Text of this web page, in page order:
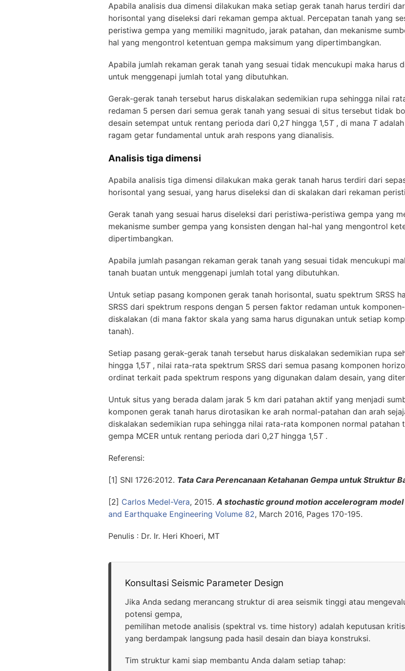
Apabila analisis dua dimensi dilakukan maka setiap gerak tanah harus terdiri
horisontal yang diseleksi dari rekaman gempa aktual. Percepatan tanah yang
peristiwa gempa yang memiliki magnitudo, jarak patahan, dan mekanisme
hal yang mengontrol ketentuan gempa maksimum yang dipertimbangkan.
Apabila jumlah rekaman gerak tanah yang sesuai tidak mencukupi maka harus
untuk menggenapi jumlah total yang dibutuhkan.
Gerak-gerak tanah tersebut harus diskalakan sedemikian rupa sehingga nilai
redaman 5 persen dari semua gerak tanah yang sesuai di situs tersebut tidak
desain setempat untuk rentang perioda dari 0,2T hingga 1,5T , di mana T
ragam getar fundamental untuk arah respons yang dianalisis.
Analisis tiga dimensi
Apabila analisis tiga dimensi dilakukan maka gerak tanah harus terdiri dari
horisontal yang sesuai, yang harus diseleksi dan di skalakan dari rekaman
Gerak tanah yang sesuai harus diseleksi dari peristiwa-peristiwa gempa yang
mekanisme sumber gempa yang konsisten dengan hal-hal yang mengontrol
dipertimbangkan.
Apabila jumlah pasangan rekaman gerak tanah yang sesuai tidak mencukupi
tanah buatan untuk menggenapi jumlah total yang dibutuhkan.
Untuk setiap pasang komponen gerak tanah horisontal, suatu spektrum SRSS
SRSS dari spektrum respons dengan 5 persen faktor redaman untuk
diskalakan (di mana faktor skala yang sama harus digunakan untuk setiap
tanah).
Setiap pasang gerak-gerak tanah tersebut harus diskalakan sedemikian rupa
hingga 1,5T , nilai rata-rata spektrum SRSS dari semua pasang komponen
ordinat terkait pada spektrum respons yang digunakan dalam desain, yang
Untuk situs yang berada dalam jarak 5 km dari patahan aktif yang menjadi
komponen gerak tanah harus dirotasikan ke arah normal-patahan dan arah
diskalakan sedemikian rupa sehingga nilai rata-rata komponen normal
gempa MCER untuk rentang perioda dari 0,2T hingga 1,5T .
Referensi:
[1] SNI 1726:2012. Tata Cara Perencanaan Ketahanan Gempa untuk Struktur
[2] Carlos Medel-Vera, 2015.A stochastic ground motion accelerogram
and Earthquake Engineering Volume 82, March 2016, Pages 170-195.
Penulis : Dr. Ir. Heri Khoeri, MT
Konsultasi Seismic Parameter Design
Jika Anda sedang merancang struktur di area seismik tinggi atau
potensi gempa,
pemilihan metode analisis (spektral vs. time history) adalah keputusan
yang berdampak langsung pada hasil desain dan biaya konstruksi.
Tim struktur kami siap membantu Anda dalam setiap tahap: